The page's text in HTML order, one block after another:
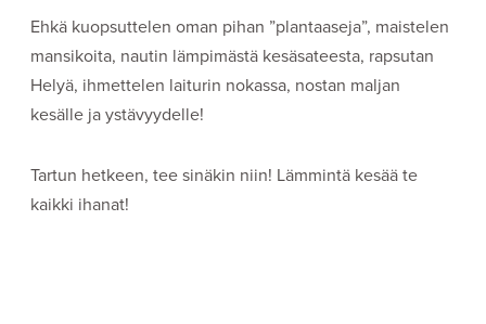
Ehkä kuopsuttelen oman pihan ”plantaaseja”, maistelen
mansikoita, nautin lämpimästä kesäsateesta, rapsutan
Helyä, ihmettelen laiturin nokassa, nostan maljan
kesälle ja ystävyydelle!
Tartun hetkeen, tee sinäkin niin! Lämmintä kesää te
kaikki ihanat!